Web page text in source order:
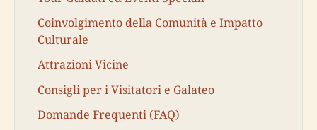
Coinvolgimento della Comunità e Impatto
Culturale
Attrazioni Vicine
Consigli per i Visitatori e Galateo
Domande Frequenti (FAQ)